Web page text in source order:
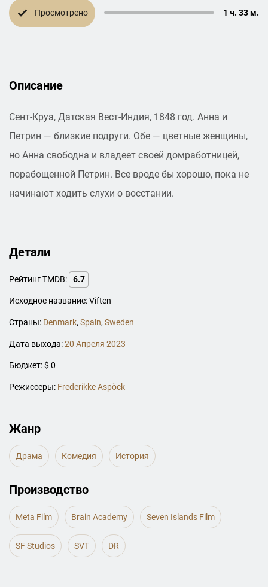
Просмотрено 1 ч. 33 м.
Описание
Сент-Круа, Датская Вест-Индия, 1848 год. Анна и
Петрин — близкие подруги. Обе — цветные женщины,
но Анна свободна и владеет своей домработницей,
порабощенной Петрин. Все вроде бы хорошо, пока не
начинают ходить слухи о восстании.
Детали
Рейтинг TMDB: 6.7
Исходное название: Viften
Страны: Denmark, Spain, Sweden
Дата выхода:20 Апреля 2023
Бюджет: $ 0
Режиссеры: Frederikke Aspöck
Жанр
Драма Комедия История
Производство
Meta Film Brain Academy Seven Islands Film
SF Studios SVT DR